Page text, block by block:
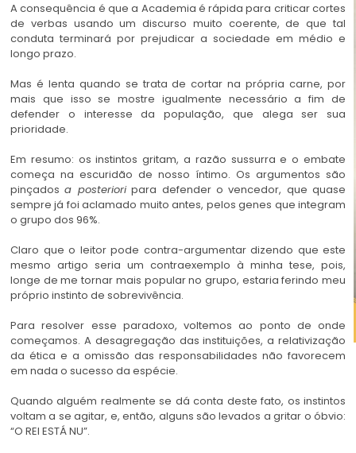
A consequência é que a Academia é rápida para criticar cortes
de verbas usando um discurso muito coerente, de que tal
conduta terminará por prejudicar a sociedade em médio e
longo prazo.
Mas é lenta quando se trata de cortar na própria carne, por
mais que isso se mostre igualmente necessário a fim de
defender o interesse da população, que alega ser sua
prioridade.
Em resumo: os instintos gritam, a razão sussurra e o embate
começa na escuridão de nosso íntimo. Os argumentos são
pinçadosa posterioripara defender o vencedor, que quase
sempre já foi aclamado muito antes, pelos genes que integram
o grupo dos 96%.
Claro que o leitor pode contra-argumentar dizendo que este
mesmo artigo seria um contraexemplo à minha tese, pois,
longe de me tornar mais popular no grupo, estaria ferindo meu
próprio instinto de sobrevivência.
Para resolver esse paradoxo, voltemos ao ponto de onde
começamos. A desagregação das instituições, a relativização
da ética e a omissão das responsabilidades não favorecem
em nada o sucesso da espécie.
Quando alguém realmente se dá conta deste fato, os instintos
voltam a se agitar, e, então, alguns são levados a gritar o óbvio:
“O REI ESTÁ NU”.